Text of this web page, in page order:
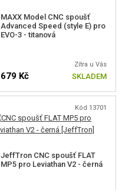
MAXX Model CNC spoušť
Advanced Speed (style E) pro
EVO-3 - titanová
Zítra u Vás
679 Kč SKLADEM
Kód 13701
JeffTron CNC spoušť FLAT
MP5 pro Leviathan V2 - černá